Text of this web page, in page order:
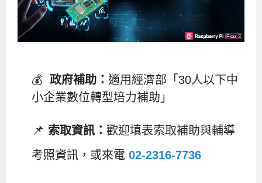
獲獎與榮耀
交通資訊
ARM Boot Loader設計
Linux Socket網路程式設計
嵌入式Linux開發與AI影像辨識
[學程]MCU韌體設計實戰
TI MSP430微控制器開發
穿戴式裝置應用開發
嵌入式即時作業系統FreeRTOS 設計實作
感測電路設計與應用
Allegro/PCB Layout設計
SoC FPGA嵌入式設計實戰
[學程]感測電路Plus+MCU韌體設計實戰
AI深度學習與影像辨識實戰
AI雲端原生與MLOps自動化實務
青少年AI人工智慧實作班
AI課程總覽頁
AI邊緣運算實作TensorFlow Lite for MCU
AIoT智能聯網運算實戰
iPAS AI應用規劃師能力鑑定
iPAS AIoT 應用工程師(物聯網類)
iPAS機器學習工程師
Web及雲端系列課程
Kubernetes雲原生實戰班
n8n 零基礎工作自動化實戰班
Web全端開發應用班
資訊安全實務
物聯網Web整合應用實作
物聯網開發系列課程
Web全端開發應用
5G技術-SDN與Mininet實作
嵌入式物聯網開發實戰
[學程]物聯網全端與深度學習整合
SDN網路技術與Mininet實戰
ROS機器人開發系列課程
ROS機器人自走車系統開發應用
ROS機器手臂控制&演算法實戰
智能機器人系統整合開發
電腦視覺與影像處理課程
影像課程總覽
電腦視覺與影像處理
ARM系列課程
ARM mbed 物聯網平台應用實作
程式語言系列課程
iPAS AI應用規劃師能力鑑定課程
Linux驅動程式
ARM Boot Loader
Linux 作業系統實務
Raspberry Pi 開發入門
Python硬體控制-Pi Pico物聯網實作
Edge AI與Pi Pico實作應用
iPAS AI應用規劃師能力鑑定課程
Vibe Coding：AI協作全端開發
生成式AI基礎模型到Agentic AI
Python機器學習與深度學習
AI雲端原生與MLOps自動化實務
AI邊緣運算實作-TFL for MCU
Web及雲端系列課程
kubernetes雲原生實戰班
Web全端開發應用班
IoT物聯網開發系列
Python硬體控制-Pi Pico物聯網實作
iPAS AIoT應用工程師(物聯網類)
5G - SDN與Mininet實作
iPAS AI應用規劃師
iPAS AIoT應用工程師(物聯網類)
iPAS巨量資料分析師
iPAS機器學習工程師
升大學APCS/學習歷程專區
高中生升學超前部署課程總覽
APCS檢定 Python課程
APCS檢定 C++課程
程式語言系列
C語言程式設計
資料結構
Raspberry Pi系列
Linux & C語言硬體控制
5G-SDN通訊系列課程
更多...
企業徵才
研發設計服務
合作夥伴專區
學員見證
資訊專區
學員權益與報名須知
最新成果展
工程師學習地圖
學員專屬提問平台
校園巡迴講座
研發實習生計畫
青少年AI人工智慧實作班[高中生]
高中生升學超前部署課程總覽
會員優惠
💰 政府補助： 適用經濟部「30人以下中
小企業數位轉型培力補助」
📌 索取資訊： 歡迎填表索取補助與輔導
考照資訊，或來電 02-2316-7736